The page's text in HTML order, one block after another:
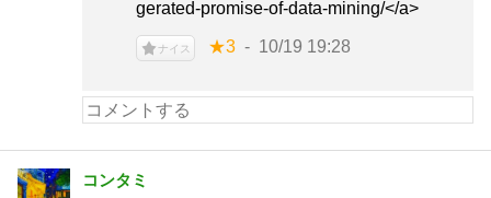
gerated-promise-of-data-mining/</a>
ナイス ★3 10/19 19:28
コンタミ